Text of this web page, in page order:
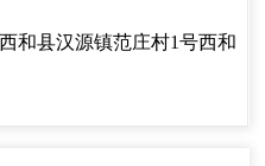
和县汉源镇范庄村1号西和